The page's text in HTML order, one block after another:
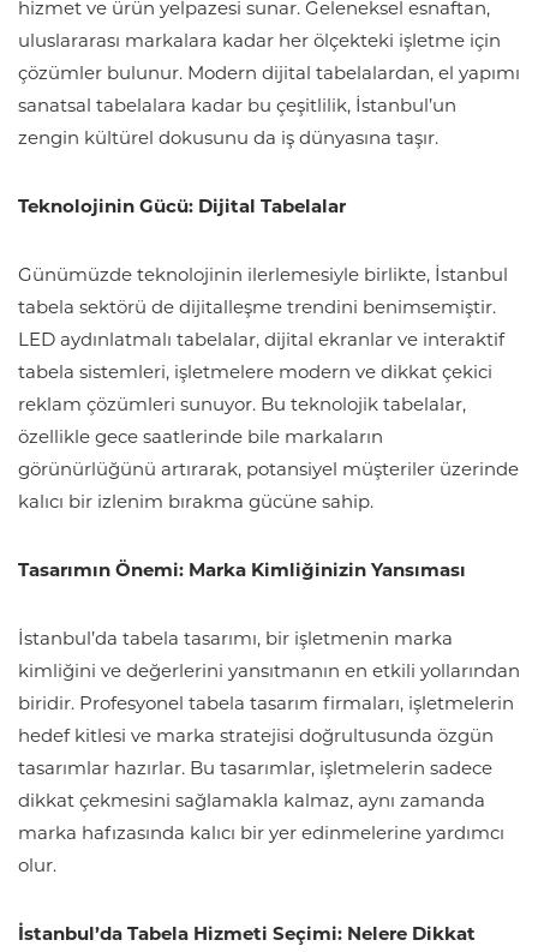
hizmet ve ürün yelpazesi sunar. Geleneksel esnaftan,
uluslararası markalara kadar her ölçekteki işletme için
çözümler bulunur. Modern dijital tabelalardan, el yapımı
sanatsal tabelalara kadar bu çeşitlilik, İstanbul’un
zengin kültürel dokusunu da iş dünyasına taşır.
Teknolojinin Gücü: Dijital Tabelalar
Günümüzde teknolojinin ilerlemesiyle birlikte, İstanbul
tabela sektörü de dijitalleşme trendini benimsemiştir.
LED aydınlatmalı tabelalar, dijital ekranlar ve interaktif
tabela sistemleri, işletmelere modern ve dikkat çekici
reklam çözümleri sunuyor. Bu teknolojik tabelalar,
özellikle gece saatlerinde bile markaların
görünürlüğünü artırarak, potansiyel müşteriler üzerinde
kalıcı bir izlenim bırakma gücüne sahip.
Tasarımın Önemi: Marka Kimliğinizin Yansıması
İstanbul’da tabela tasarımı, bir işletmenin marka
kimliğini ve değerlerini yansıtmanın en etkili yollarından
biridir. Profesyonel tabela tasarım firmaları, işletmelerin
hedef kitlesi ve marka stratejisi doğrultusunda özgün
tasarımlar hazırlar. Bu tasarımlar, işletmelerin sadece
dikkat çekmesini sağlamakla kalmaz, aynı zamanda
marka hafızasında kalıcı bir yer edinmelerine yardımcı
olur.
İstanbul’da Tabela Hizmeti Seçimi: Nelere Dikkat